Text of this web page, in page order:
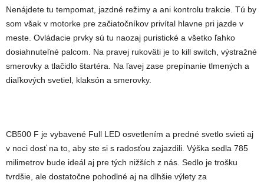
Nenájdete tu tempomat, jazdné režimy a ani kontrolu trakcie. Tú by
som však v motorke pre začiatočníkov privítal hlavne pri jazde v
meste. Ovládacie prvky sú tu naozaj puristické a všetko ľahko
dosiahnuteľné palcom. Na pravej rukoväti je to kill switch, výstražné
smerovky a tlačidlo štartéra. Na ľavej zase prepínanie tlmených a
diaľkových svetiel, klaksón a smerovky.
CB500 F je vybavené Full LED osvetlením a predné svetlo svieti aj
v noci dosť na to, aby ste si s radosťou zajazdili. Výška sedla 785
milimetrov bude ideál aj pre tých nižších z nás. Sedlo je trošku
tvrdšie, ale dostatočne pohodlné aj na dlhšie výlety za